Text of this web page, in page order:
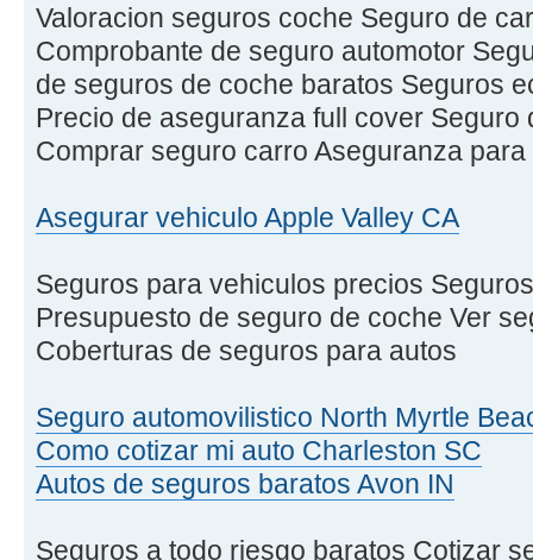
Valoracion seguros coche Seguro de
Comprobante de seguro automotor
de seguros de coche baratos Seguros
Precio de aseguranza full cover Seguro
Comprar seguro carro Aseguranza para
Asegurar vehiculo Apple Valley CA
Seguros para vehiculos precios
Presupuesto de seguro de coche Ver
Coberturas de seguros para autos
Seguro automovilistico North Myrtle
Como cotizar mi auto Charleston SC
Autos de seguros baratos Avon IN
Seguros a todo riesgo baratos Cotizar